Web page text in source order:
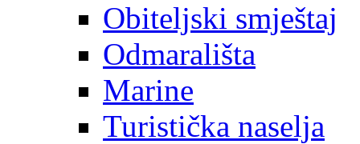
Obiteljski smještaj
Odmarališta
Marine
Turistička naselja